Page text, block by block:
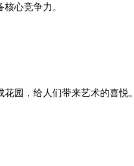
心竞争力。
园，给人们带来艺术的喜悦。